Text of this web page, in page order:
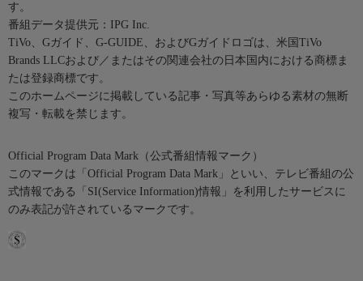
す。
番組データ提供元：IPG Inc.
TiVo、Gガイド、G-GUIDE、およびGガイドロゴは、米国TiVo
Brands LLCおよび／またはその関連会社の日本国内における商標ま
たは登録商標です。
このホームページに掲載している記事・写真等あらゆる素材の無断
複写・転載を禁じます。
Official Program Data Mark（公式番組情報マーク）
このマークは「Official Program Data Mark」といい、テレビ番組の公
式情報である「SI(Service Information)情報」を利用したサービスに
のみ表記が許されているマークです。